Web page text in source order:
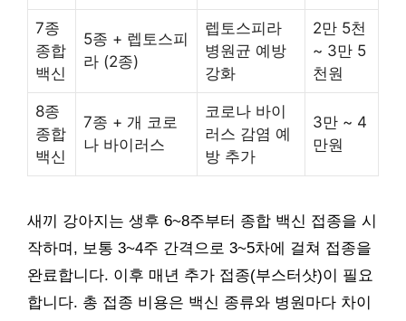
7종
종합
백신
5종 + 렙토스피
라 (2종)
렙토스피라
병원균 예방
강화
2만 5천
~ 3만 5
천원
8종
종합
백신
7종 + 개 코로
나 바이러스
코로나 바이
러스 감염 예
방 추가
3만 ~ 4
만원
새끼 강아지는 생후 6~8주부터 종합 백신 접종을 시
작하며, 보통 3~4주 간격으로 3~5차에 걸쳐 접종을
완료합니다. 이후 매년 추가 접종(부스터샷)이 필요
합니다. 총 접종 비용은 백신 종류와 병원마다 차이